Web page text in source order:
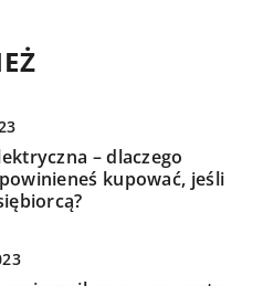
– dlaczego
kupować, jeśli